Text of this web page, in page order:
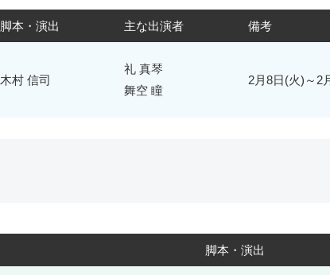
脚本・演出 主な出演者 備考
木村 信司
礼 真琴
舞空 瞳
2月8日(火)～2
脚本・演出